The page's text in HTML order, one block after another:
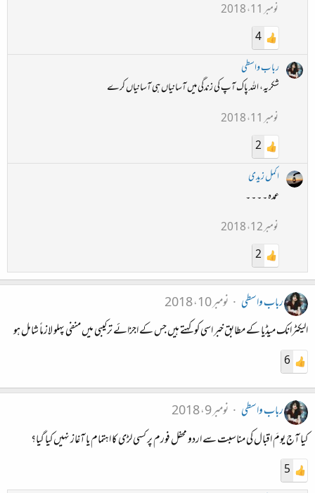
نومبر 11، 2018
4
رباب واسطی
شکریہ، اللہ پاک آپ کی زندگی میں آسانیاں ہی آسانیاں کرے
نومبر 11، 2018
2
اکمل زیدی
عمدہ ۔ ۔ ۔ ۔
نومبر 12، 2018
2
رباب واسطی
نومبر 10، 2018
الیکٹرانک میڈیا کے مطابق خبر اسی کو کہتے ہیں جس کے اجزائے ترکیبی میں منفی پہلو لازماً شامل ہو
6
رباب واسطی
نومبر 9، 2018
کیا آج یومَ اقبال کی مناسبت سے اردو محفل فورم پر کسی لڑی کا اہتمام یا آغاز نہیں کیا گیا؟
5